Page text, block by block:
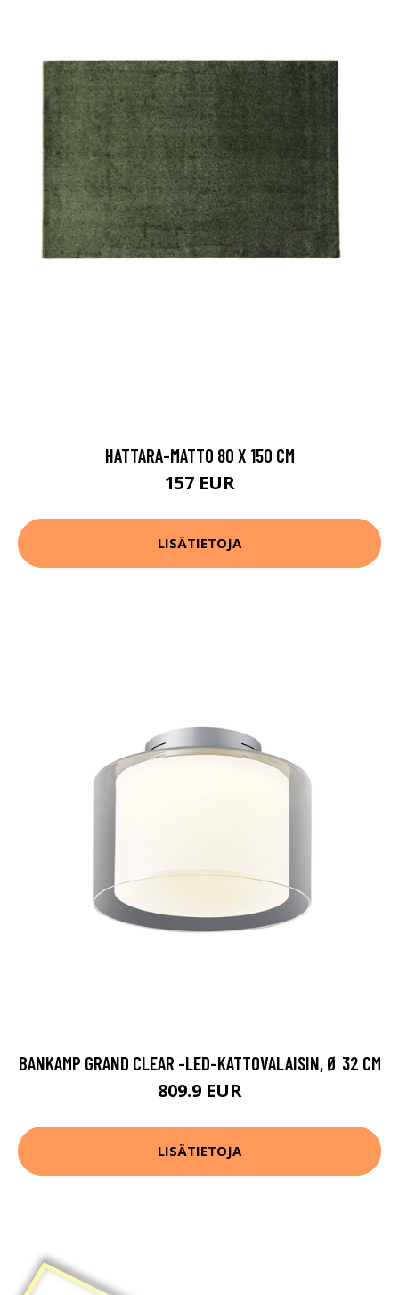
HATTARA-MATTO 80 X 150 CM
157 EUR
LISÄTIETOJA
BANKAMP GRAND CLEAR -LED-KATTOVALAISIN, Ø 32 CM
809.9 EUR
LISÄTIETOJA